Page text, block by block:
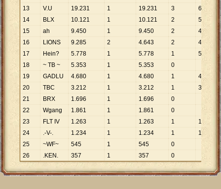
13
V.U 19.231 1 19.231 3 6.
14
BLX 10.121 1 10.121 2 5
15
ah 9.450 1 9.450 2 4 725
16
LIONS 9.285 2 4.643 2 4
643
17
Hein? 5.778 1 5.778 1 5 778
18
~ TB ~ 5.353 1 5.353
0
19
GADLU 4.680 1 4.680 1 4 680
20
TBC 3.212 1 3.212 1 3
212
21
BRX 1.696 1 1.696
0
22
Wgang 1.861 1 1.861
0
23
FLT IV 1.263 1 1.263 1 1
263
24
.-V-. 1.234 1 1.234 1 1
25
~WF~ 545 1 545
0
26
.KEN. 357 1 357 0